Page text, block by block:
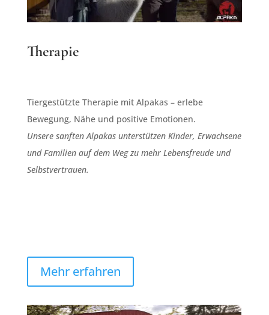
Therapie
Tiergestützte Therapie mit Alpakas – erlebe
Bewegung, Nähe und positive Emotionen.
Unsere sanften Alpakas unterstützen Kinder, Erwachsene
und Familien auf dem Weg zu mehr Lebensfreude und
Selbstvertrauen.
Mehr erfahren